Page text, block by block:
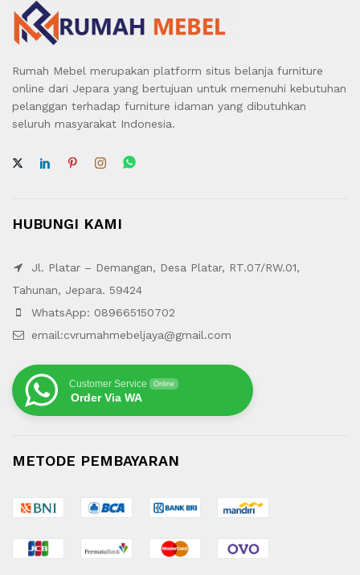
Rumah Mebel merupakan platform situs belanja furniture
online dari Jepara yang bertujuan untuk memenuhi kebutuhan
pelanggan terhadap furniture idaman yang dibutuhkan
seluruh masyarakat Indonesia.
HUBUNGI KAMI
Jl. Platar – Demangan, Desa Platar, RT.07/RW.01,
Tahunan, Jepara. 59424
WhatsApp: 089665150702
email:cvrumahmebeljaya@gmail.com
Customer Service Online
Order Via WA
METODE PEMBAYARAN